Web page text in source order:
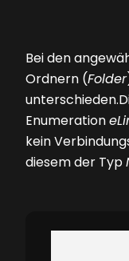
Bei den
Ordnern (Folder
Enumeration
kein
diesem der Typ